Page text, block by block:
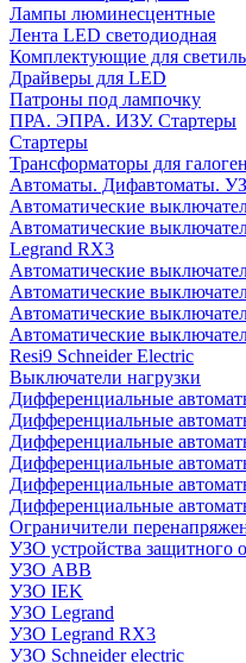
Лампы люминесцентные
Лента LED светодиодная
Комплектующие для
Драйверы для LED
Патроны под лампочку
ПРА. ЭПРА. ИЗУ. Стартеры
Стартеры
Трансформаторы для
Автоматы. Дифавтоматы.
Автоматические
Автоматические
Legrand RX3
Автоматические
Автоматические
Автоматические
Автоматические
Resi9 Schneider Electric
Выключатели нагрузки
Дифференциальные
Дифференциальные
Дифференциальные
Дифференциальные
Дифференциальные
Дифференциальные
Ограничители
УЗО устройства защитного
УЗО ABB
УЗО IEK
УЗО Legrand
УЗО Legrand RX3
УЗО Schneider electric